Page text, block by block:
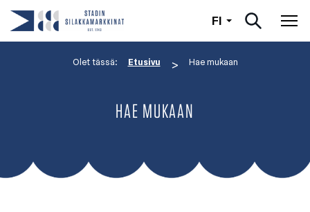
FI Suomi
Olet tässä: Etusivu > Hae mukaan
HAE MUKAAN